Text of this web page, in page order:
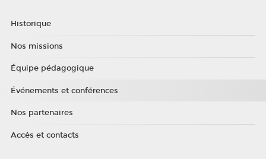
Historique
Nos missions
Équipe pédagogique
Événements et conférences
Nos partenaires
Accès et contacts